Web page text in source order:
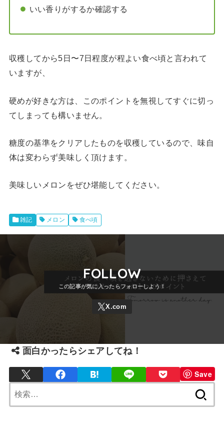
いい香りがするか確認する
収穫してから5日〜7日程度が程よい食べ頃と言われて
いますが、
硬めが好きな方は、このポイントを無視してすぐに切っ
てしまっても構いません。
糖度の基準をクリアしたものを収穫しているので、味自
体は変わらず美味しく頂けます。
美味しいメロンをぜひ堪能してください。
雑記 メロン 食べ頃
FOLLOW
面白かったらシェアしてね！
Save
索: